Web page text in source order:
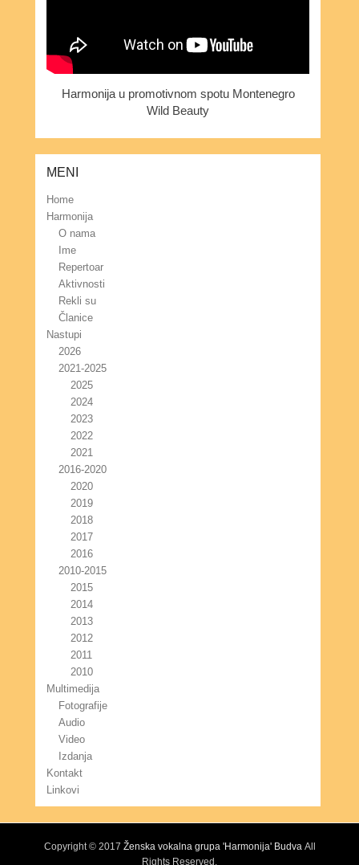
Harmonija u promotivnom spotu Montenegro
Wild Beauty
MENI
Home
Harmonija
O nama
Ime
Repertoar
Aktivnosti
Rekli su
Članice
Nastupi
2026
2021-2025
2025
2024
2023
2022
2021
2016-2020
2020
2019
2018
2017
2016
2010-2015
2015
2014
2013
2012
2011
2010
Multimedija
Fotografije
Audio
Video
Izdanja
Kontakt
Linkovi
Copyright © 2017 Ženska vokalna grupa 'Harmonija' BudvaAll
Rights Reserved.